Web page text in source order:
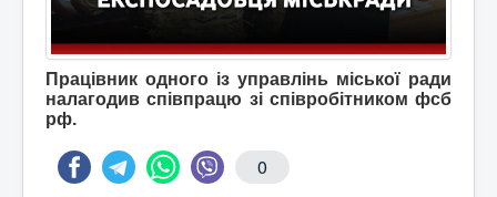
Працівник одного із управлінь міської ради
налагодив співпрацю зі співробітником фсб
рф.
0